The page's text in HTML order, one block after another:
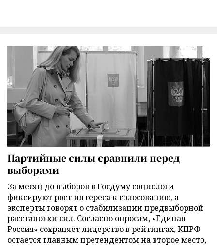
Партийные силы сравнили перед
выборами
За месяц до выборов в Госдуму социологи
фиксируют рост интереса к голосованию, а
эксперты говорят о стабилизации предвыборной
расстановки сил. Согласно опросам, «Единая
Россия» сохраняет лидерство в рейтингах, КПРФ
остается главным претендентом на второе место,